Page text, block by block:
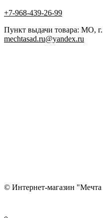
+7-968-439-26-99
Пункт выдачи товара: МО,
mechtasad.ru@yandex.ru
© Интернет-магазин "Мечта